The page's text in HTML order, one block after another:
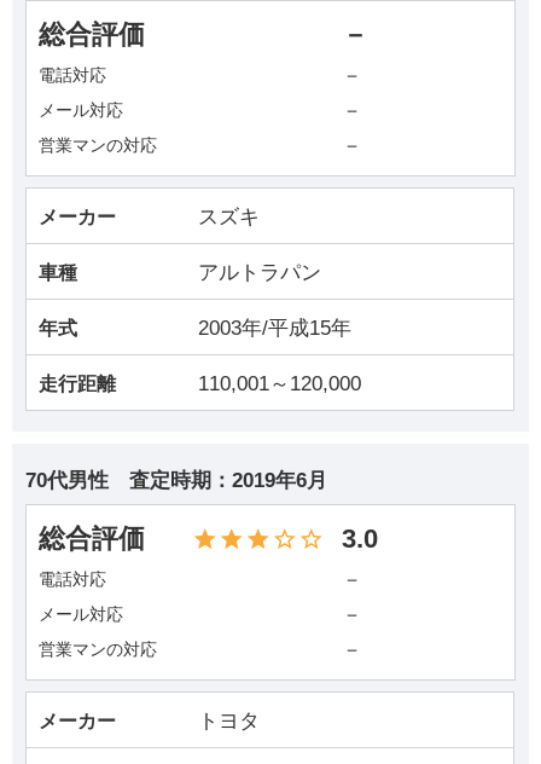
総合評価 －
電話対応 －
メール対応 －
営業マンの対応 －
メーカー スズキ
車種 アルトラパン
年式 2003年/平成15年
走行距離 110,001～120,000
70代男性 査定時期： 2019年6月
総合評価 3.0
電話対応 －
メール対応 －
営業マンの対応 －
メーカー トヨタ